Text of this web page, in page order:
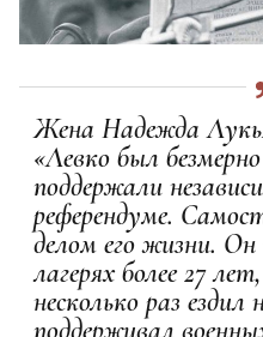
Жена Надежда
«Левко был
поддержали
референдуме.
делом его жизни. Он
лагерях более 27
несколько раз